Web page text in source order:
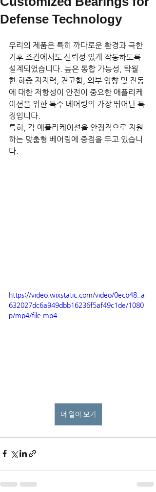
Defense Technology
우리의 제품은 특히 까다로운 환경과 극한
기후 조건에서도 신뢰성 있게 작동하도록
설계되었습니다. 높은 통합 가능성, 탁월
한 하중 지지력, 견고함, 외부 영향 및 진동
에 대한 저항성이 안전이 중요한 애플리케
이션을 위한 특수 베어링의 가장 뛰어난 특
징입니다.
특히, 각 애플리케이션을 안정적으로 지원
하는 맞춤형 베어링에 중점을 두고 있습니
다.
https://video.wixstatic.com/video/0ecb48_a
632027dc6a949dbb16236f5af49c1de/1080
p/mp4/file.mp4
더 알아 보기